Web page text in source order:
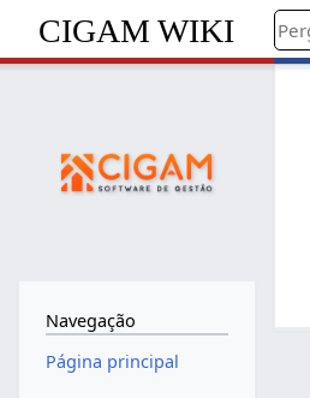
CIGAM WIKI
Navegação
Página principal